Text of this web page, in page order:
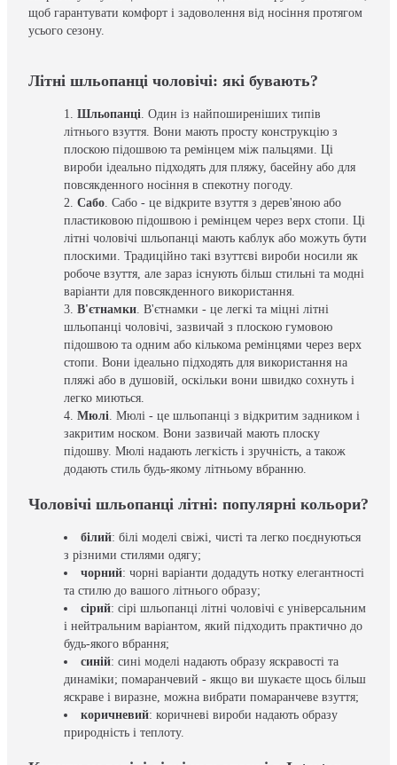
щоб гарантувати комфорт і задоволення від носіння протягом
усього сезону.
Літні шльопанці чоловічі: які бувають?
Шльопанці . Один із найпоширеніших типів
літнього взуття. Вони мають просту конструкцію з
плоскою підошвою та ремінцем між пальцями. Ці
вироби ідеально підходять для пляжу, басейну або для
повсякденного носіння в спекотну погоду.
Сабо . Сабо - це відкрите взуття з дерев'яною або
пластиковою підошвою і ремінцем через верх стопи. Ці
літні чоловічі шльопанці мають каблук або можуть бути
плоскими. Традиційно такі взуттєві вироби носили як
робоче взуття, але зараз існують більш стильні та модні
варіанти для повсякденного використання.
В'єтнамки . В'єтнамки - це легкі та міцні літні
шльопанці чоловічі, зазвичай з плоскою гумовою
підошвою та одним або кількома ремінцями через верх
стопи. Вони ідеально підходять для використання на
пляжі або в душовій, оскільки вони швидко сохнуть і
легко миються.
Мюлі . Мюлі - це шльопанці з відкритим задником і
закритим носком. Вони зазвичай мають плоску
підошву. Мюлі надають легкість і зручність, а також
додають стиль будь-якому літньому вбранню.
Чоловічі шльопанці літні: популярні кольори?
білий: білі моделі свіжі, чисті та легко поєднуються
з різними стилями одягу;
чорний: чорні варіанти додадуть нотку елегантності
та стилю до вашого літнього образу;
сірий: сірі шльопанці літні чоловічі є універсальним
і нейтральним варіантом, який підходить практично до
будь-якого вбрання;
синій: сині моделі надають образу яскравості та
динаміки; помаранчевий - якщо ви шукаєте щось більш
яскраве і виразне, можна вибрати помаранчеве взуття;
коричневий: коричневі вироби надають образу
природність і теплоту.